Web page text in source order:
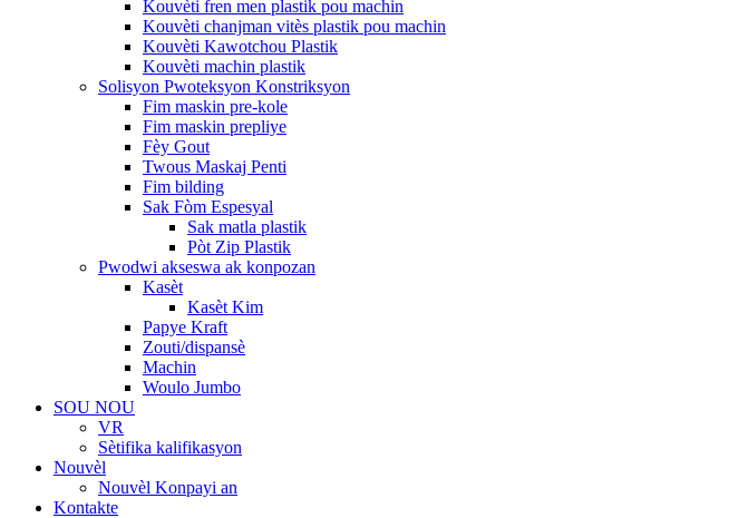
Kouvèti fren men plastik pou machin
Kouvèti chanjman vitès plastik pou machin
Kouvèti Kawotchou Plastik
Kouvèti machin plastik
Solisyon Pwoteksyon Konstriksyon
Fim maskin pre-kole
Fim maskin prepliye
Fèy Gout
Twous Maskaj Penti
Fim bilding
Sak Fòm Espesyal
Sak matla plastik
Pòt Zip Plastik
Pwodwi akseswa ak konpozan
Kasèt
Kasèt Kim
Papye Kraft
Zouti/dispansè
Machin
Woulo Jumbo
SOU NOU
VR
Sètifika kalifikasyon
Nouvèl
Nouvèl Konpayi an
Kontakte